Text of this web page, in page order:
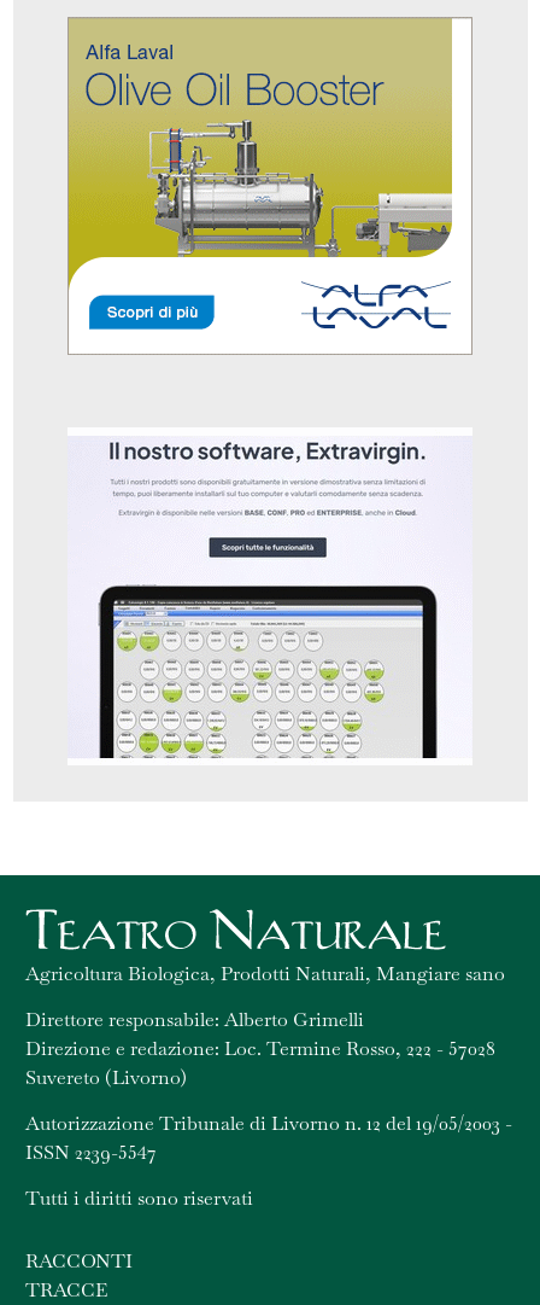
Agricoltura Biologica, Prodotti Naturali, Mangiare sano
Direttore responsabile: Alberto Grimelli
Direzione e redazione: Loc. Termine Rosso, 222 - 57028
Suvereto (Livorno)
Autorizzazione Tribunale di Livorno n. 12 del 19/05/2003 -
ISSN 2239-5547
Tutti i diritti sono riservati
RACCONTI
TRACCE